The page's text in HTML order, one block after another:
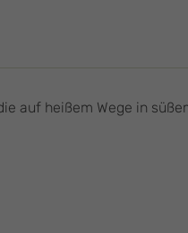
auf heißem Wege in